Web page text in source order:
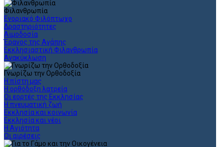
Φιλανθρωπία
Ενοριακό Φιλόπτωχο
Δραστηριότητες
Αιμοδοσία
Έρανος της Αγάπης
Εκκλησιαστική Φιλανθρωπία
Ανακύκλωση
Γνωρίζω την Ορθοδοξία
Η πίστη μας
Η ορθόδοξη λατρεία
Οι εορτές της Εκκλησίας
Η πνευματική ζωή
Εκκλησία και κοινωνία
Εκκλησία και νέοι
Η Αγιότητα
Οι αιρέσεις